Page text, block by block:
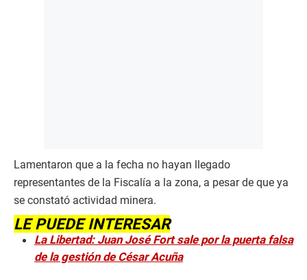
Lamentaron que a la fecha no hayan llegado
representantes de la Fiscalía a la zona, a pesar de que ya
se constató actividad minera.
LE PUEDE INTERESAR
La Libertad: Juan José Fort sale por la puerta falsa
de la gestión de César Acuña